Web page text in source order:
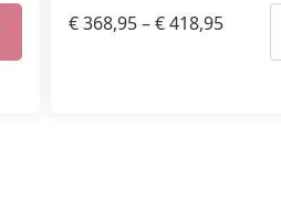
€368,95–€418,95